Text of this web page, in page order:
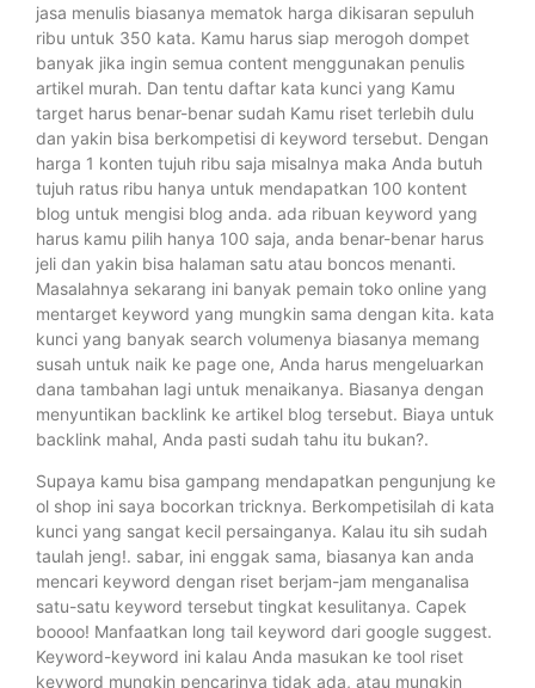
jasa menulis biasanya mematok harga dikisaran sepuluh
ribu untuk 350 kata. Kamu harus siap merogoh dompet
banyak jika ingin semua content menggunakan penulis
artikel murah. Dan tentu daftar kata kunci yang Kamu
target harus benar-benar sudah Kamu riset terlebih dulu
dan yakin bisa berkompetisi di keyword tersebut. Dengan
harga 1 konten tujuh ribu saja misalnya maka Anda butuh
tujuh ratus ribu hanya untuk mendapatkan 100 kontent
blog untuk mengisi blog anda. ada ribuan keyword yang
harus kamu pilih hanya 100 saja, anda benar-benar harus
jeli dan yakin bisa halaman satu atau boncos menanti.
Masalahnya sekarang ini banyak pemain toko online yang
mentarget keyword yang mungkin sama dengan kita. kata
kunci yang banyak search volumenya biasanya memang
susah untuk naik ke page one, Anda harus mengeluarkan
dana tambahan lagi untuk menaikanya. Biasanya dengan
menyuntikan backlink ke artikel blog tersebut. Biaya untuk
backlink mahal, Anda pasti sudah tahu itu bukan?.
Supaya kamu bisa gampang mendapatkan pengunjung ke
ol shop ini saya bocorkan tricknya. Berkompetisilah di kata
kunci yang sangat kecil persainganya. Kalau itu sih sudah
taulah jeng!. sabar, ini enggak sama, biasanya kan anda
mencari keyword dengan riset berjam-jam menganalisa
satu-satu keyword tersebut tingkat kesulitanya. Capek
boooo! Manfaatkan long tail keyword dari google suggest.
Keyword-keyword ini kalau Anda masukan ke tool riset
keyword mungkin pencarinya tidak ada, atau mungkin